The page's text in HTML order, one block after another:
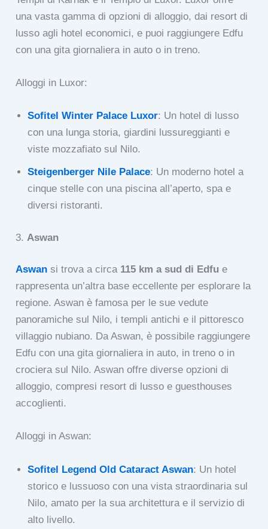
una vasta gamma di opzioni di alloggio, dai resort di
lusso agli hotel economici, e puoi raggiungere Edfu
con una gita giornaliera in auto o in treno.
Alloggi in Luxor:
Sofitel Winter Palace Luxor: Un hotel di lusso
con una lunga storia, giardini lussureggianti e
viste mozzafiato sul Nilo.
Steigenberger Nile Palace: Un moderno hotel a
cinque stelle con una piscina all’aperto, spa e
diversi ristoranti.
3. Aswan
Aswan si trova a circa 115 km a sud di Edfu e
rappresenta un’altra base eccellente per esplorare la
regione. Aswan è famosa per le sue vedute
panoramiche sul Nilo, i templi antichi e il pittoresco
villaggio nubiano. Da Aswan, è possibile raggiungere
Edfu con una gita giornaliera in auto, in treno o in
crociera sul Nilo. Aswan offre diverse opzioni di
alloggio, compresi resort di lusso e guesthouses
accoglienti.
Alloggi in Aswan:
Sofitel Legend Old Cataract Aswan: Un hotel
storico e lussuoso con una vista straordinaria sul
Nilo, amato per la sua architettura e il servizio di
alto livello.